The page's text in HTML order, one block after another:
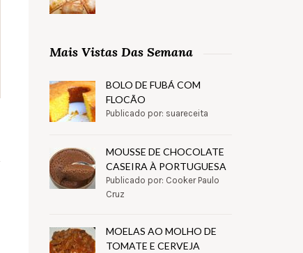
Mais Vistas Das Semana
BOLO DE FUBÁ COM
FLOCÃO
Publicado por: suareceita
MOUSSE DE CHOCOLATE
CASEIRA À PORTUGUESA
Publicado por: Cooker Paulo
Cruz
MOELAS AO MOLHO DE
TOMATE E CERVEJA